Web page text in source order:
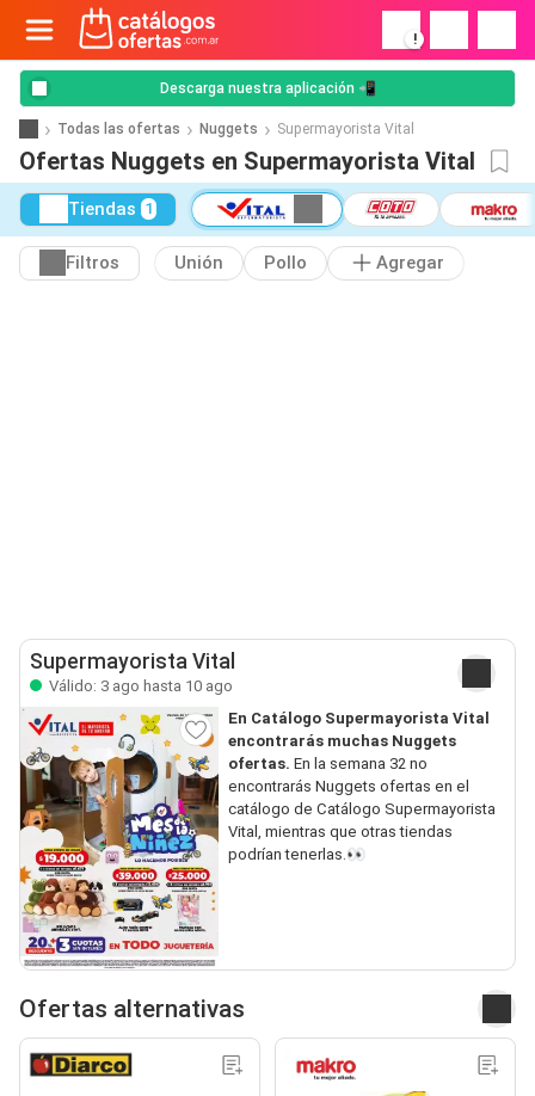
!
Descarga nuestra aplicación 📲
Todas las ofertas Nuggets Supermayorista Vital
Ofertas Nuggets en Supermayorista Vital
Tiendas 1
Filtros Unión Pollo Agregar
Supermayorista Vital
Válido: 3 ago hasta 10 ago
En Catálogo Supermayorista Vital
encontrarás muchas Nuggets
ofertas. En la semana 32 no
encontrarás Nuggets ofertas en el
catálogo de Catálogo Supermayorista
Vital, mientras que otras tiendas
podrían tenerlas.👀
Ofertas alternativas